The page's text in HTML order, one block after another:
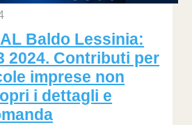
Baldo Lessinia:
2024. Contributi per
imprese non
i dettagli e